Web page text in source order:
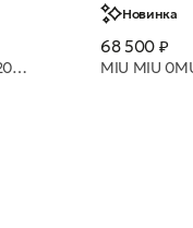
MIU MIU 0MU A54S 5AK20I 51 очки с/з
Новинка
68 500 ₽